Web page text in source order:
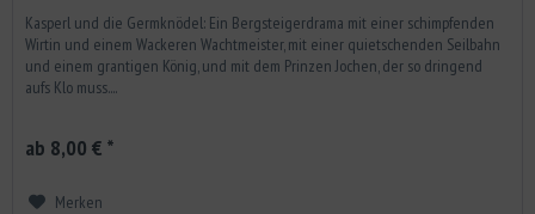
Kasperl und die Germknödel: Ein Bergsteigerdrama mit einer schimpfenden
Wirtin und einem Wackeren Wachtmeister, mit einer quietschenden Seilbahn
und einem grantigen König, und mit dem Prinzen Jochen, der so dringend
aufs Klo muss....
ab 8,00 € *
Merken